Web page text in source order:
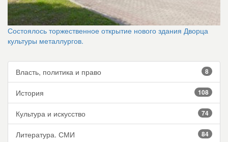
Состоялось торжественное открытие нового здания Дворца
культуры металлургов.
Власть, политика и право 8
История 108
Культура и искусство 74
Литература. СМИ 84